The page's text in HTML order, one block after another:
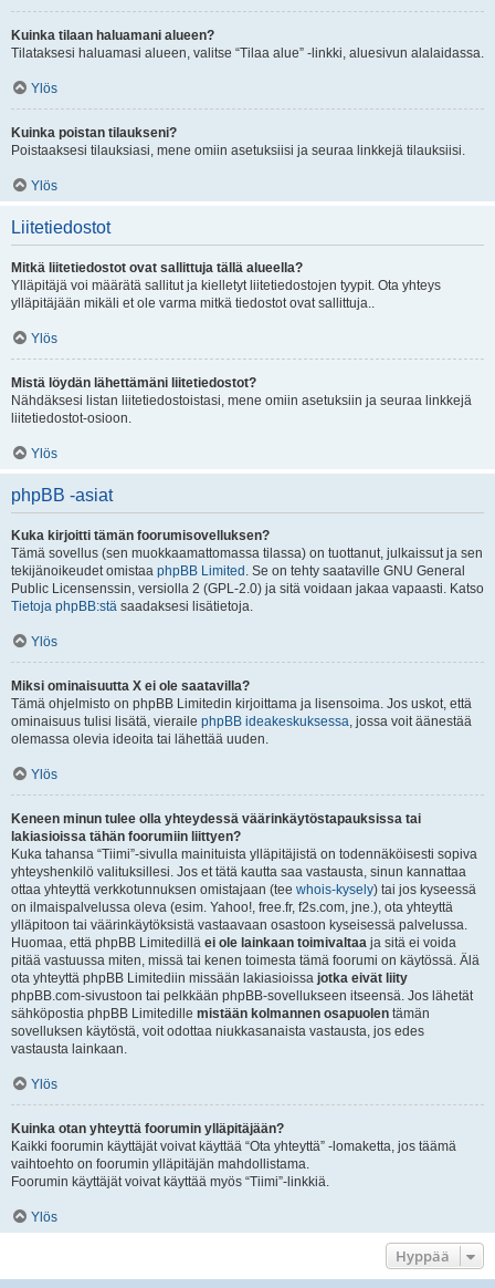
Kuinka tilaan haluamani alueen?
Tilataksesi haluamasi alueen, valitse “Tilaa alue” -linkki, aluesivun alalaidassa.
Ylös
Kuinka poistan tilaukseni?
Poistaaksesi tilauksiasi, mene omiin asetuksiisi ja seuraa linkkejä tilauksiisi.
Ylös
Liitetiedostot
Mitkä liitetiedostot ovat sallittuja tällä alueella?
Ylläpitäjä voi määrätä sallitut ja kielletyt liitetiedostojen tyypit. Ota yhteys
ylläpitäjään mikäli et ole varma mitkä tiedostot ovat sallittuja..
Ylös
Mistä löydän lähettämäni liitetiedostot?
Nähdäksesi listan liitetiedostoistasi, mene omiin asetuksiin ja seuraa linkkejä
liitetiedostot-osioon.
Ylös
phpBB -asiat
Kuka kirjoitti tämän foorumisovelluksen?
Tämä sovellus (sen muokkaamattomassa tilassa) on tuottanut, julkaissut ja sen
tekijänoikeudet omistaa phpBB Limited . Se on tehty saataville GNU General
Public Licensenssin, versiolla 2 (GPL-2.0) ja sitä voidaan jakaa vapaasti. Katso
Tietoja phpBB:stä saadaksesi lisätietoja.
Ylös
Miksi ominaisuutta X ei ole saatavilla?
Tämä ohjelmisto on phpBB Limitedin kirjoittama ja lisensoima. Jos uskot, että
ominaisuus tulisi lisätä, vieraile phpBB ideakeskuksessa, jossa voit äänestää
olemassa olevia ideoita tai lähettää uuden.
Ylös
Keneen minun tulee olla yhteydessä väärinkäytöstapauksissa tai
lakiasioissa tähän foorumiin liittyen?
Kuka tahansa “Tiimi”-sivulla mainituista ylläpitäjistä on todennäköisesti sopiva
yhteyshenkilö valituksillesi. Jos et tätä kautta saa vastausta, sinun kannattaa
ottaa yhteyttä verkkotunnuksen omistajaan (tee whois-kysely) tai jos kyseessä
on ilmaispalvelussa oleva (esim. Yahoo!, free.fr, f2s.com, jne.), ota yhteyttä
ylläpitoon tai väärinkäytöksistä vastaavaan osastoon kyseisessä palvelussa.
Huomaa, että phpBB Limitedillä ei ole lainkaan toimivaltaa ja sitä ei voida
pitää vastuussa miten, missä tai kenen toimesta tämä foorumi on käytössä. Älä
ota yhteyttä phpBB Limitediin missään lakiasioissa jotka eivät liity
phpBB.com-sivustoon tai pelkkään phpBB-sovellukseen itseensä. Jos lähetät
sähköpostia phpBB Limitedille mistään kolmannen osapuolen tämän
sovelluksen käytöstä, voit odottaa niukkasanaista vastausta, jos edes
vastausta lainkaan.
Ylös
Kuinka otan yhteyttä foorumin ylläpitäjään?
Kaikki foorumin käyttäjät voivat käyttää “Ota yhteyttä” -lomaketta, jos täämä
vaihtoehto on foorumin ylläpitäjän mahdollistama.
Foorumin käyttäjät voivat käyttää myös “Tiimi”-linkkiä.
Ylös
Hyppää